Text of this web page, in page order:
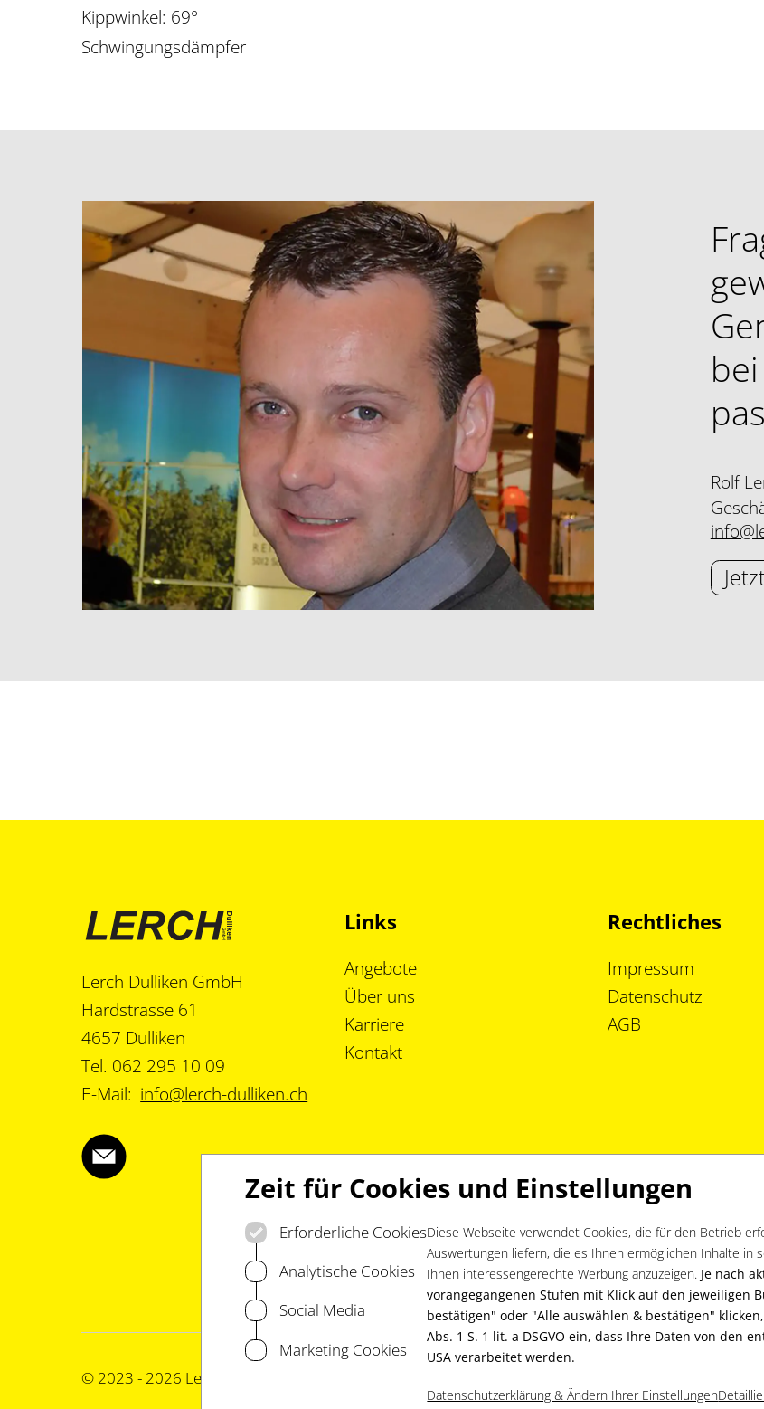
Zeit für Cookies und Einstellungen
Erforderliche Cookies
Analytische Cookies
Social Media
Marketing Cookies
Diese Webseite verwendet Cookies, die für den Betrieb
Auswertungen liefern, die es Ihnen ermöglichen Inhalte in
Ihnen interessengerechte Werbung anzuzeigen. Je nach
vorangegangenen Stufen mit Klick auf den jeweiligen
bestätigen" oder "Alle auswählen & bestätigen"
Abs. 1 S. 1 lit. a DSGVO ein, dass Ihre Daten von den
USA verarbeitet werden.
Datenschutzerklärung & Ändern Ihrer Einstellungen
Kippwinkel: 69°
Schwingungsdämpfer
Rolf
Lerch Dulliken GmbH
Hardstrasse 61
4657 Dulliken
Tel. 062 295 10 09
E-Mail: info@lerch-dulliken.ch
Links
Angebote
Über uns
Karriere
Kontakt
Rechtliches
Impressum
Datenschutz
AGB
© 2023 - 2026 Lerch Dulliken GmbH